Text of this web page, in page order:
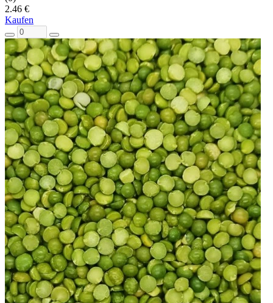
2.46 €
Kaufen